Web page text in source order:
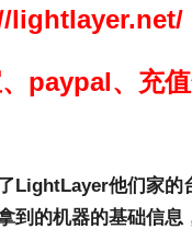
lightlayer.net/
paypal、充
LightLayer他们家的
到的机器的基础信息